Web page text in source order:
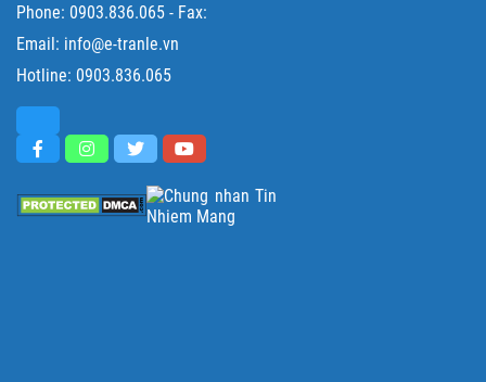
Phone: 0903.836.065 - Fax:
Email: info@e-tranle.vn
Hotline: 0903.836.065